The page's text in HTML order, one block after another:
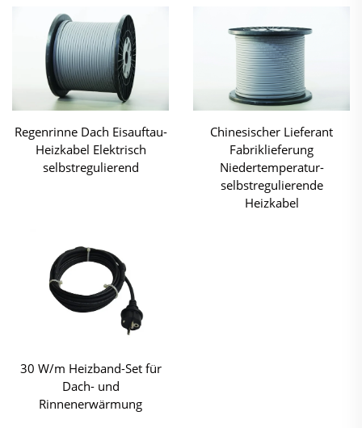
Regenrinne Dach Eisauftau-
Heizkabel Elektrisch
selbstregulierend
Chinesischer Lieferant
Fabriklieferung
Niedertemperatur-
selbstregulierende
Heizkabel
30 W/m Heizband-Set für
Dach- und
Rinnenerwärmung